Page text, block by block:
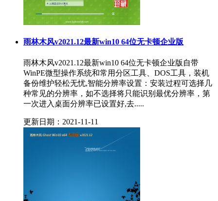
雨林木风v2021.12最新win10 64位无卡顿企业版
雨林木风v2021.12最新win10 64位无卡顿企业版自带
WinPE微型操作系统和常用分区工具、DOS工具，装机
备份维护轻松无忧,智能分辨率设置：安装过程可选择几
种常见的分辨率，如不选择将只能识别最优分辨率，第
一次进入桌面分辨率已设置好,去.....
更新日期：2021-11-11